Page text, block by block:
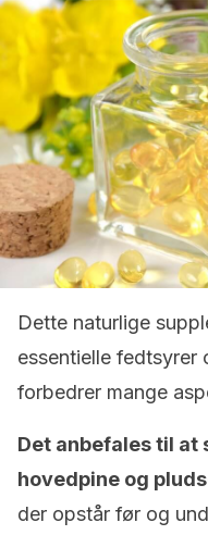
Dette naturlige
essentielle fedtsyrer
forbedrer mange
Det anbefales til
hovedpine og
der opstår før og